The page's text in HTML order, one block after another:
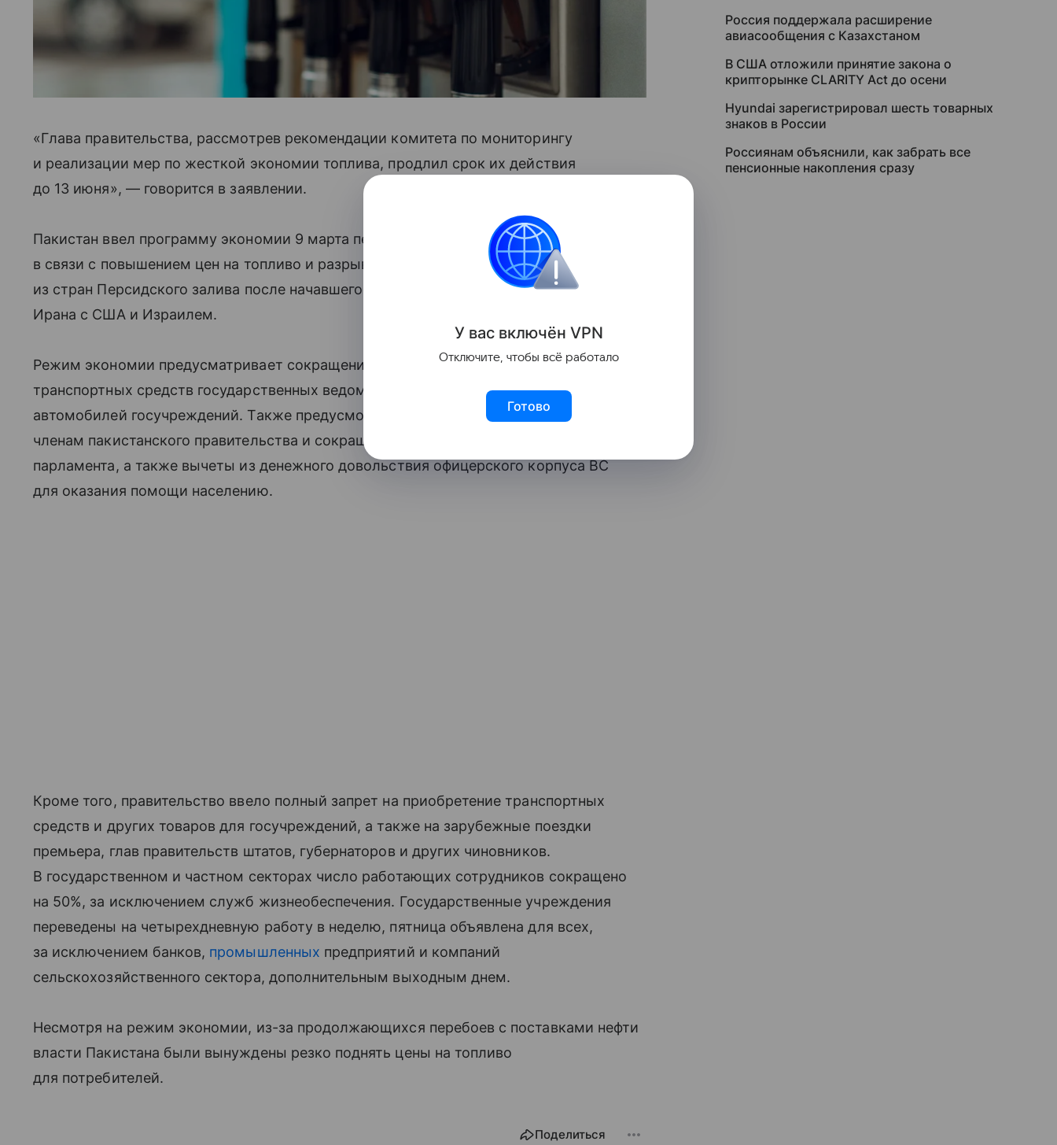
«Глава правительства, рассмотрев рекомендации комитета по мониторингу
и реализации мер по жесткой экономии топлива, продлил срок их действия
до 13 июня», — говорится в заявлении.
Пакистан ввел программу экономии 9 марта первоначальным сроком на два месяца
в связи с повышением цен на топливо и разрывами в цепочках поставок нефти
из стран Персидского залива после начавшегося 28 февраля военного конфликта
Ирана с США и Израилем.
Режим экономии предусматривает сокращение на 50% обеспечения топливом
транспортных средств государственных ведомств и выведение из эксплуатации 60%
автомобилей госучреждений. Также предусмотрена приостановка выплаты зарплат
членам пакистанского правительства и сокращение на четверть зарплат депутатам
парламента, а также вычеты из денежного довольствия офицерского корпуса ВС
для оказания помощи населению.
Кроме того, правительство ввело полный запрет на приобретение транспортных
средств и других товаров для госучреждений, а также на зарубежные поездки
премьера, глав правительств штатов, губернаторов и других чиновников.
В государственном и частном секторах число работающих сотрудников сокращено
на 50%, за исключением служб жизнеобеспечения. Государственные учреждения
переведены на четырехдневную работу в неделю, пятница объявлена для всех,
за исключением банков, промышленных предприятий и компаний
сельскохозяйственного сектора, дополнительным выходным днем.
Несмотря на режим экономии, из-за продолжающихся перебоев с поставками нефти
власти Пакистана были вынуждены резко поднять цены на топливо
для потребителей.
Поделиться
Россия поддержала расширение
авиасообщения с Казахстаном
В США отложили принятие закона о
крипторынке CLARITY Act до осени
Hyundai зарегистрировал шесть товарных
знаков в России
Россиянам объяснили, как забрать все
пенсионные накопления сразу
У вас включён VPN
Отключите, чтобы всё работало
Готово